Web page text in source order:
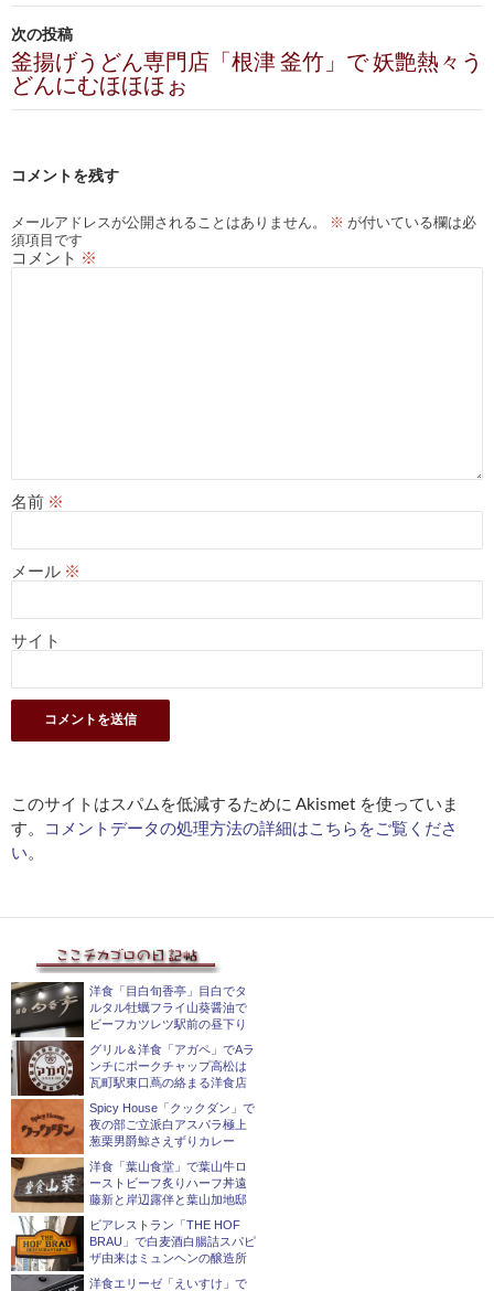
ナ
ビ
ゲ
シ
ョ
ン
次の投稿
釜揚げうどん専門店「根津 釜竹」で 妖艶熱々う
どんにむほほほぉ
コメントを残す
メールアドレスが公開されることはありません。 ※ が付いている欄は必
須項目です
コメント ※
名前 ※
メール ※
サイト
このサイトはスパムを低減するために Akismet を使っていま
す。
コメントデータの処理方法の詳細はこちらをご覧くださ
い。
洋食「目白旬香亭」目白でタ
ルタル牡蠣フライ山葵醤油で
ビーフカツレツ駅前の昼下り
グリル＆洋食「アガペ」でAラ
ンチにポークチャップ高松は
瓦町駅東口蔦の絡まる洋食店
Spicy House「クックダン」で
夜の部ご立派白アスパラ極上
葱栗男爵鯨さえずりカレー
洋食「葉山食堂」で葉山牛ロ
ーストビーフ炙りハーフ丼遠
藤新と岸辺露伴と葉山加地邸
ビアレストラン「THE HOF
BRAU」で白麦酒白腸詰スパピ
ザ由来はミュンヘンの醸造所
洋食エリーゼ「えいすけ」で